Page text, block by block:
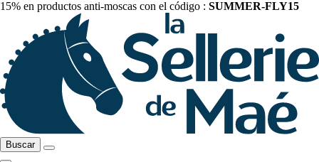
15% en productos anti-moscas con el código : SUMMER-FLY15
Buscar